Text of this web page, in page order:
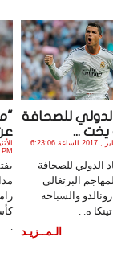
الدولي للصحافة
يخت ...
الأثنين , 2 يـنـاير , 2017 الساعة 6:23:06
الدولي للصحافة
البرتغالي
والسباحة
ه. .
الـمــزيـد
PM